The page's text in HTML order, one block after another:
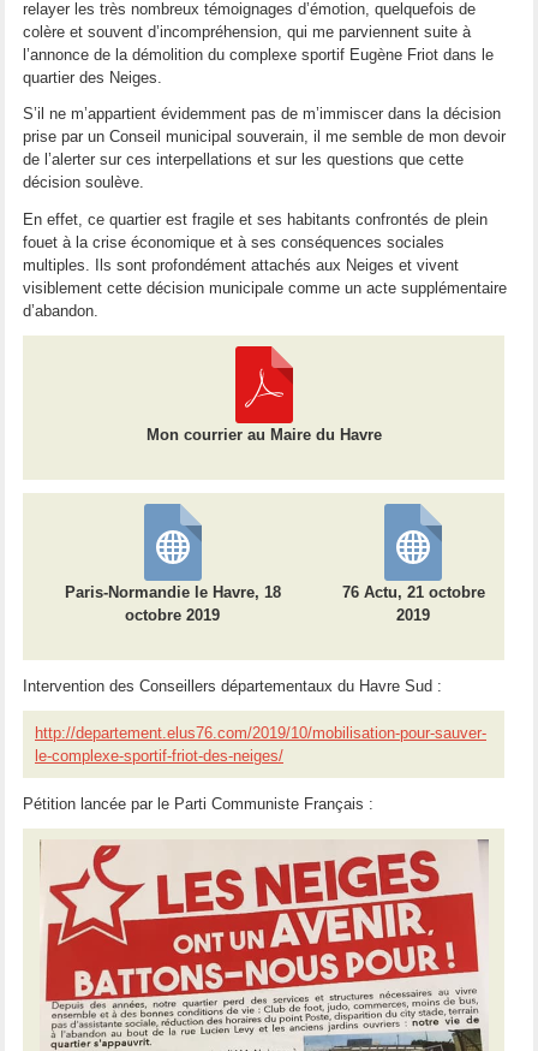
relayer les très nombreux témoignages d’émotion, quelquefois de
colère et souvent d’incompréhension, qui me parviennent suite à
l’annonce de la démolition du complexe sportif Eugène Friot dans le
quartier des Neiges.
S’il ne m’appartient évidemment pas de m’immiscer dans la décision
prise par un Conseil municipal souverain, il me semble de mon devoir
de l’alerter sur ces interpellations et sur les questions que cette
décision soulève.
En effet, ce quartier est fragile et ses habitants confrontés de plein
fouet à la crise économique et à ses conséquences sociales
multiples. Ils sont profondément attachés aux Neiges et vivent
visiblement cette décision municipale comme un acte supplémentaire
d’abandon.
Mon courrier au Maire du Havre
Paris-Normandie le Havre, 18
octobre 2019
76 Actu, 21 octobre
2019
Intervention des Conseillers départementaux du Havre Sud :
http://departement.elus76.com/2019/10/mobilisation-pour-sauver-
le-complexe-sportif-friot-des-neiges/
Pétition lancée par le Parti Communiste Français :